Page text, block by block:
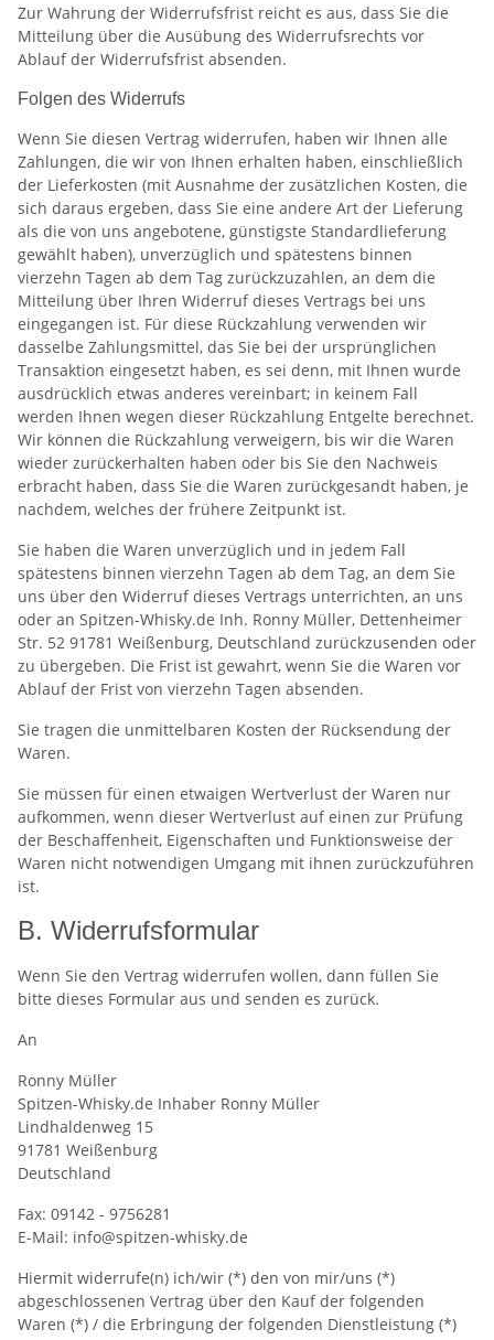
Zur Wahrung der Widerrufsfrist reicht es aus, dass Sie die
Mitteilung über die Ausübung des Widerrufsrechts vor
Ablauf der Widerrufsfrist absenden.
Folgen des Widerrufs
Wenn Sie diesen Vertrag widerrufen, haben wir Ihnen alle
Zahlungen, die wir von Ihnen erhalten haben, einschließlich
der Lieferkosten (mit Ausnahme der zusätzlichen Kosten, die
sich daraus ergeben, dass Sie eine andere Art der Lieferung
als die von uns angebotene, günstigste Standardlieferung
gewählt haben), unverzüglich und spätestens binnen
vierzehn Tagen ab dem Tag zurückzuzahlen, an dem die
Mitteilung über Ihren Widerruf dieses Vertrags bei uns
eingegangen ist. Für diese Rückzahlung verwenden wir
dasselbe Zahlungsmittel, das Sie bei der ursprünglichen
Transaktion eingesetzt haben, es sei denn, mit Ihnen wurde
ausdrücklich etwas anderes vereinbart; in keinem Fall
werden Ihnen wegen dieser Rückzahlung Entgelte berechnet.
Wir können die Rückzahlung verweigern, bis wir die Waren
wieder zurückerhalten haben oder bis Sie den Nachweis
erbracht haben, dass Sie die Waren zurückgesandt haben, je
nachdem, welches der frühere Zeitpunkt ist.
Sie haben die Waren unverzüglich und in jedem Fall
spätestens binnen vierzehn Tagen ab dem Tag, an dem Sie
uns über den Widerruf dieses Vertrags unterrichten, an uns
oder an Spitzen-Whisky.de Inh. Ronny Müller, Dettenheimer
Str. 52 91781 Weißenburg, Deutschland zurückzusenden oder
zu übergeben. Die Frist ist gewahrt, wenn Sie die Waren vor
Ablauf der Frist von vierzehn Tagen absenden.
Sie tragen die unmittelbaren Kosten der Rücksendung der
Waren.
Sie müssen für einen etwaigen Wertverlust der Waren nur
aufkommen, wenn dieser Wertverlust auf einen zur Prüfung
der Beschaffenheit, Eigenschaften und Funktionsweise der
Waren nicht notwendigen Umgang mit ihnen zurückzuführen
ist.
B. Widerrufsformular
Wenn Sie den Vertrag widerrufen wollen, dann füllen Sie
bitte dieses Formular aus und senden es zurück.
An
Ronny Müller
Spitzen-Whisky.de Inhaber Ronny Müller
Lindhaldenweg 15
91781 Weißenburg
Deutschland
Fax: 09142 - 9756281
E-Mail: info@spitzen-whisky.de
Hiermit widerrufe(n) ich/wir (*) den von mir/uns (*)
abgeschlossenen Vertrag über den Kauf der folgenden
Waren (*) / die Erbringung der folgenden Dienstleistung (*)